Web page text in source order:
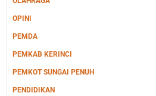
OPINI
PEMDA
PEMKAB KERINCI
PEMKOT SUNGAI PENUH
PENDIDIKAN